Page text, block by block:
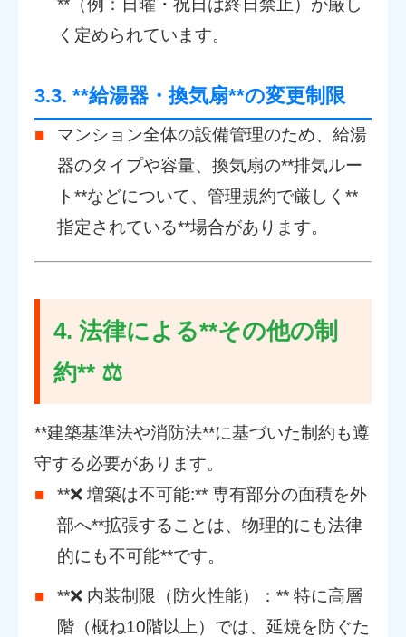
く定められています。
3.3. **給湯器・換気扇**の変更制限
マンション全体の設備管理のため、給湯
器のタイプや容量、換気扇の**排気ルー
ト**などについて、管理規約で厳しく**
指定されている**場合があります。
4. 法律による**その他の制
約** ⚖️
**建築基準法や消防法**に基づいた制約も遵
守する必要があります。
**❌ 増築は不可能:** 専有部分の面積を外
部へ**拡張することは、物理的にも法律
的にも不可能**です。
**❌ 内装制限（防火性能）：** 特に高層
階（概ね10階以上）では、延焼を防ぐた